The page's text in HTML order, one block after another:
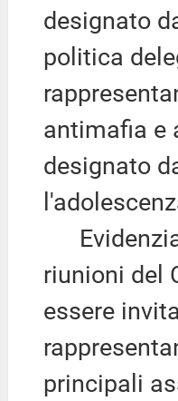
designato
politica
antimafia e
designato
Evidenzia
riunioni del
essere
principali